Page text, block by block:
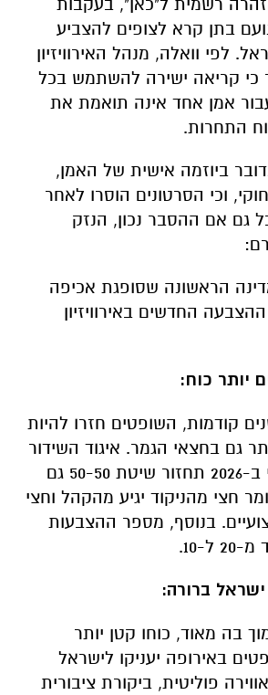
בתן קרא לצופים להצביע
לפי וואלה, מנהל האירוויזיון
כי קריאה ישירה להשתמש בכל
אמן אחד אינה תואמת את
התחרות.
ביוזמה אישית של האמן,
וכי הסרטונים הוסרו לאחר
גם אם ההסבר נכון, הנזק
הראשונה שסופגת אכיפה
החדשים באירוויזיון
יותר כוח:
קודמות, השופטים חזרו להיות
גם בחצאי הגמר. איגוד השידור
האירופי הודיע כי ב-2026 תחזור שיטת 50-50 גם
חצי מהניקוד יגיע מהקהל וחצי
בנוסף, מספר ההצבעות
ל-10.
ברורה:
בה מאוד, כוחו קטן יותר
באירופה יעניקו לישראל
פוליטית, ביקורת ציבורית